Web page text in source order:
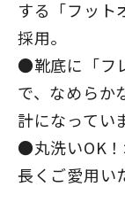
する「フット
採用。
●靴底に「フ
で、なめらか
計になってい
●丸洗いOK！
長くご愛用い